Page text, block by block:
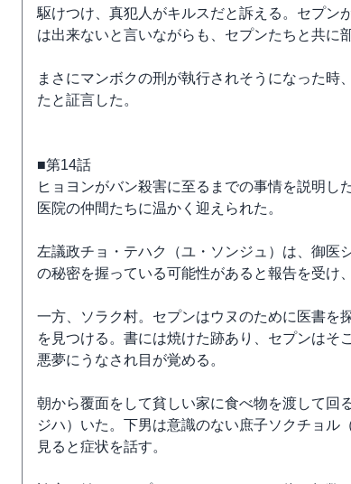
駆けつけ、真犯人がキルスだと訴える。セプン
は出来ないと言いながらも、セプンたちと共に
まさにマンボクの刑が執行されそうになった時
たと証言した。
■第14話
ヒョヨンがバン殺害に至るまでの事情を説明し
医院の仲間たちに温かく迎えられた。
左議政チョ・テハク（ユ・ソンジュ）は、御医
の秘密を握っている可能性があると報告を受け
一方、ソラク村。セプンはウヌのために医書を
を見つける。書には焼けた跡あり、セプンはそ
悪夢にうなされ目が覚める。
朝から覆面をして貧しい家に食べ物を渡して回
ジハ）いた。下男は意識のない庶子ソクチョル
見ると症状を話す。